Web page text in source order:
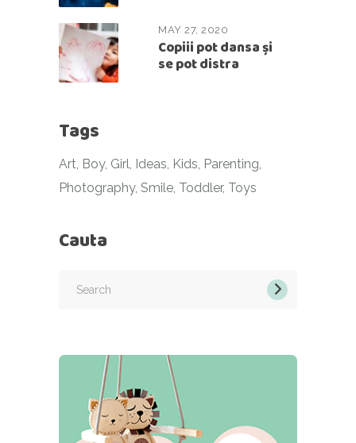
MAY 27, 2020
Copiii pot dansa și
se pot distra
Tags
Art Boy Girl Ideas Kids Parenting
Photography Smile Toddler Toys
Cauta